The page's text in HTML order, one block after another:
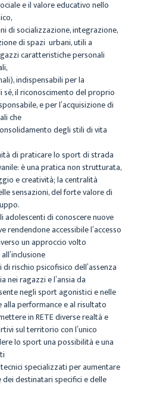
e il valore educativo nello
di socializzazione, integrazione,
di spazi urbani, utili a
caratteristiche personali
indispensabili per la
sé, il riconoscimento del proprio
e per l’acquisizione di
che
degli stili di vita
di praticare lo sport di strada
è una pratica non strutturata,
e creatività; la centralità
sensazioni, del forte valore di
adolescenti di conoscere nuove
rendendone accessibile l’accesso
un approccio volto
rischio psicofisico dell’assenza
nei ragazzi e l’ansia da
negli sport agonistici e nelle
performance e al risultato
in RETE diverse realtà e
sul territorio con l’unico
lo sport una possibilità e una
specializzati per aumentare
dei destinatari specifici e delle